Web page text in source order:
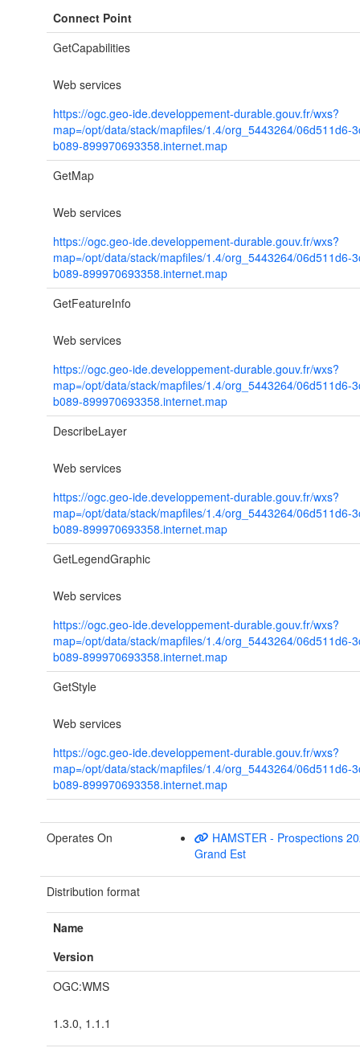
Connect Point
GetCapabilities
Web services
https://ogc.geo-ide.developpement-durable.gouv.fr/wxs?
map=/opt/data/stack/mapfiles/1.4/org_5443264/06d511d6-
b089-899970693358.internet.map
GetMap
Web services
https://ogc.geo-ide.developpement-durable.gouv.fr/wxs?
map=/opt/data/stack/mapfiles/1.4/org_5443264/06d511d6-
b089-899970693358.internet.map
GetFeatureInfo
Web services
https://ogc.geo-ide.developpement-durable.gouv.fr/wxs?
map=/opt/data/stack/mapfiles/1.4/org_5443264/06d511d6-
b089-899970693358.internet.map
DescribeLayer
Web services
https://ogc.geo-ide.developpement-durable.gouv.fr/wxs?
map=/opt/data/stack/mapfiles/1.4/org_5443264/06d511d6-
b089-899970693358.internet.map
GetLegendGraphic
Web services
https://ogc.geo-ide.developpement-durable.gouv.fr/wxs?
map=/opt/data/stack/mapfiles/1.4/org_5443264/06d511d6-
b089-899970693358.internet.map
GetStyle
Web services
https://ogc.geo-ide.developpement-durable.gouv.fr/wxs?
map=/opt/data/stack/mapfiles/1.4/org_5443264/06d511d6-
b089-899970693358.internet.map
Operates On
HAMSTER - Prospections
Grand Est
Distribution format
Name
Version
OGC:WMS
1.3.0, 1.1.1